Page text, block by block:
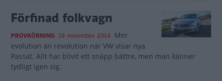
Förfinad folkvagn
PROVKÖRNING 19 november 2014 Mer
evolution än revolution när VW visar nya
Passat. Allt har blivit ett snäpp bättre, men man känner
tydligt igen sig.